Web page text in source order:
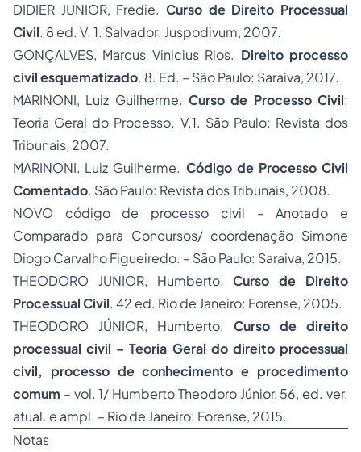
DIDIER JUNIOR, Fredie. Curso de Direito Processual
Civil. 8 ed. V. 1. Salvador: Juspodivum, 2007.
GONÇALVES, Marcus Vinicius Rios. Direito processo
civil esquematizado. 8. Ed. – São Paulo: Saraiva, 2017.
MARINONI, Luiz Guilherme. Curso de Processo Civil:
Teoria Geral do Processo. V.1. São Paulo: Revista dos
Tribunais, 2007.
MARINONI, Luiz Guilherme. Código de Processo Civil
Comentado. São Paulo: Revista dos Tribunais, 2008.
NOVO código de processo civil – Anotado e
Comparado para Concursos/ coordenação Simone
Diogo Carvalho Figueiredo. – São Paulo: Saraiva, 2015.
THEODORO JUNIOR, Humberto.Curso de Direito
Processual Civil. 42 ed. Rio de Janeiro: Forense, 2005.
THEODORO JÚNIOR, Humberto. Curso de direito
processual civil – Teoria Geral do direito processual
civil, processo de conhecimento e procedimento
comum – vol. 1/ Humberto Theodoro Júnior, 56, ed. ver.
atual. e ampl. – Rio de Janeiro: Forense, 2015.
Notas